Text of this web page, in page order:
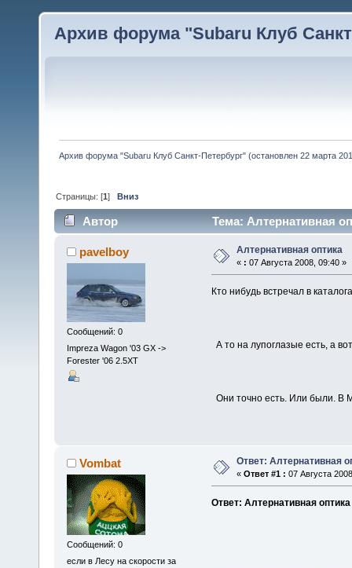
Архив форума "Subaru Клуб
Архив форума "Subaru Клуб Санкт-Петербург" (остановлен 22 марта
Страницы: [1]Вниз
Автор Тема: Алтернативная
pavelboy
Сообщений: 0
Impreza Wagon '03 GX ->
Forester '06 2.5XT
Алтернативная оптика
« : 07 Августа 2008, 09:40 »
Кто нибудь встречал в
А то на лупоглазые есть, а
Они точно есть. Или были. В
Vombat
Сообщений: 0
если в Лесу на скорости за
Ответ: Алтернативная
« Ответ #1 : 07 Августа
Ответ: Алтернативная оптика